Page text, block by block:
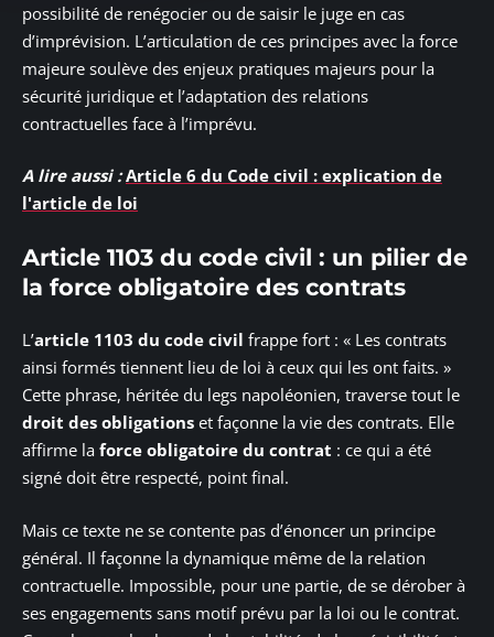
possibilité de renégocier ou de saisir le juge en cas
d’imprévision. L’articulation de ces principes avec la force
majeure soulève des enjeux pratiques majeurs pour la
sécurité juridique et l’adaptation des relations
contractuelles face à l’imprévu.
A lire aussi : Article 6 du Code civil : explication de
l'article de loi
Article 1103 du code civil : un pilier de
la force obligatoire des contrats
L’article 1103 du code civil frappe fort : « Les contrats
ainsi formés tiennent lieu de loi à ceux qui les ont faits. »
Cette phrase, héritée du legs napoléonien, traverse tout le
droit des obligations et façonne la vie des contrats. Elle
affirme la force obligatoire du contrat : ce qui a été
signé doit être respecté, point final.
Mais ce texte ne se contente pas d’énoncer un principe
général. Il façonne la dynamique même de la relation
contractuelle. Impossible, pour une partie, de se dérober à
ses engagements sans motif prévu par la loi ou le contrat.